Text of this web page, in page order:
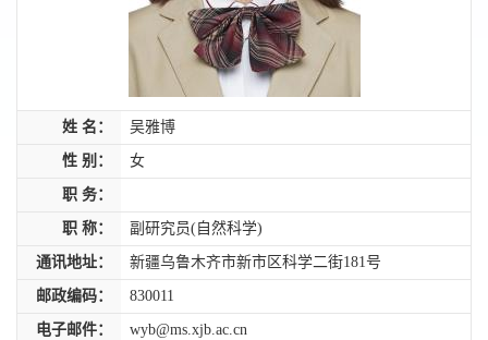
姓 名： 吴雅博
性 别： 女
职 务：
职 称： 副研究员(自然科学)
通讯地址： 新疆乌鲁木齐市新市区科学二街181号
邮政编码： 830011
电子邮件： wyb@ms.xjb.ac.cn